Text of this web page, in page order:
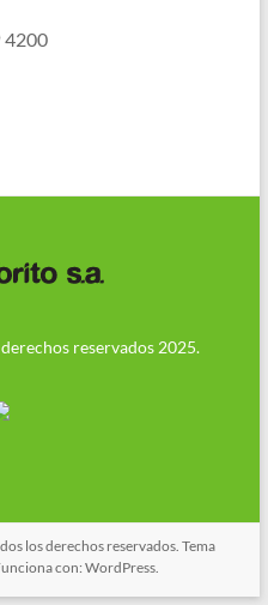
4200
reservados 2025.
los derechos reservados. Tema
con:WordPress.